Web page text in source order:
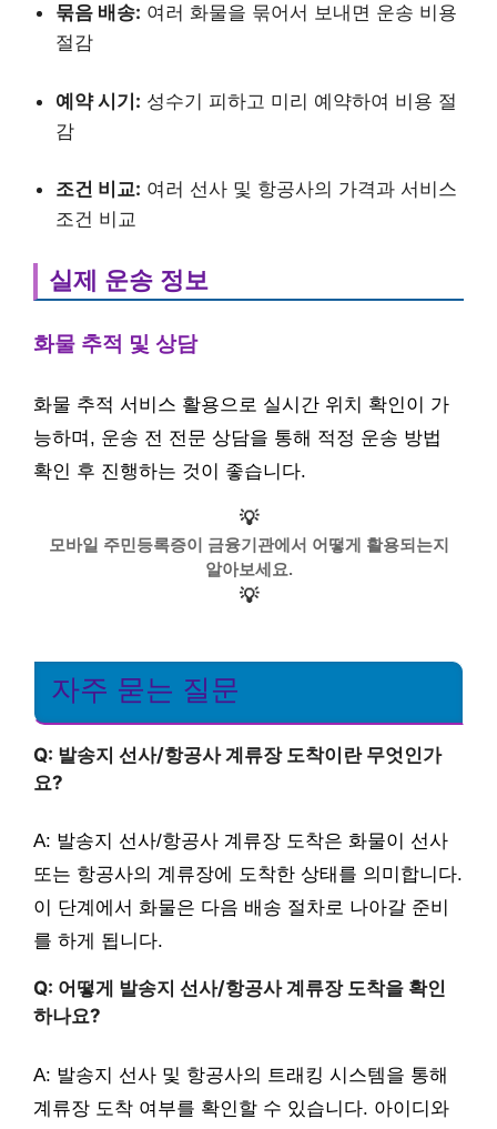
묶음 배송: 여러 화물을 묶어서 보내면 운송 비용
절감
예약 시기: 성수기 피하고 미리 예약하여 비용 절
감
조건 비교: 여러 선사 및 항공사의 가격과 서비스
조건 비교
실제 운송 정보
화물 추적 및 상담
화물 추적 서비스 활용으로 실시간 위치 확인이 가
능하며, 운송 전 전문 상담을 통해 적정 운송 방법
확인 후 진행하는 것이 좋습니다.
💡
모바일 주민등록증이 금융기관에서 어떻게 활용되는지
알아보세요.
💡
자주 묻는 질문
Q: 발송지 선사/항공사 계류장 도착이란 무엇인가
요?
A: 발송지 선사/항공사 계류장 도착은 화물이 선사
또는 항공사의 계류장에 도착한 상태를 의미합니다.
이 단계에서 화물은 다음 배송 절차로 나아갈 준비
를 하게 됩니다.
Q: 어떻게 발송지 선사/항공사 계류장 도착을 확인
하나요?
A: 발송지 선사 및 항공사의 트래킹 시스템을 통해
계류장 도착 여부를 확인할 수 있습니다. 아이디와